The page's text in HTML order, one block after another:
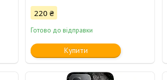
220 ₴
Готово до відправки
Купити